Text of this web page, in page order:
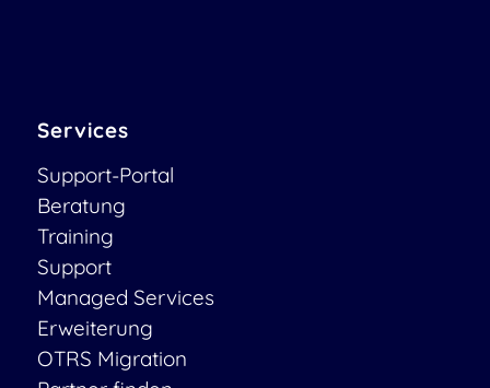
Services
Support-Portal
Beratung
Training
Support
Managed Services
Erweiterung
OTRS Migration